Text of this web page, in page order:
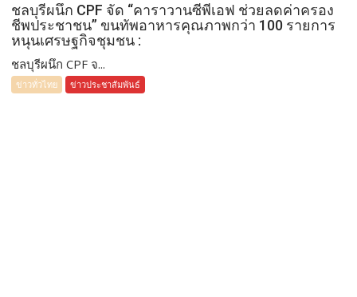
ชลบุรีผนึก CPF จัด “คาราวานซีพีเอฟ ช่วยลดค่าครอง
ชีพประชาชน” ขนทัพอาหารคุณภาพกว่า 100 รายการ
หนุนเศรษฐกิจชุมชน :
ชลบุรีผนึก CPF จ...
ข่าวทั่วไทย ข่าวประชาสัมพันธ์